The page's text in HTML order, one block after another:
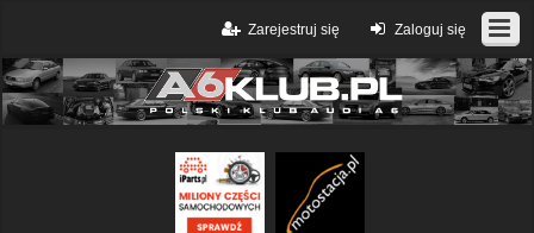
Zaloguj się
Zarejestruj się